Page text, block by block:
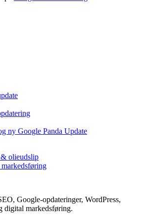
ny Google Panda Update
olieudslip
Google-opdateringer, WordPress,
digital markedsføring.